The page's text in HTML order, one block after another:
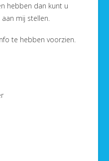
hebben dan kunt u
mij stellen.
te hebben voorzien.